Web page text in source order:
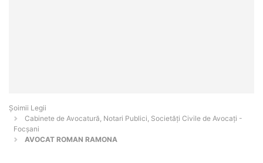
Șoimii Legii
Cabinete de Avocatură, Notari Publici, Societăți Civile de Avocați -
Focşani
AVOCAT ROMAN RAMONA